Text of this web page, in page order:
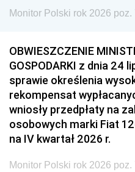
Monitor Polski rok 2026 poz.
OBWIESZCZENIE
GOSPODARKI z dnia 24
sprawie określenia
rekompensat
wniosły przedpłaty na
osobowych marki Fiat
na IV kwartał 2026 r.
Monitor Polski rok 2026 poz.